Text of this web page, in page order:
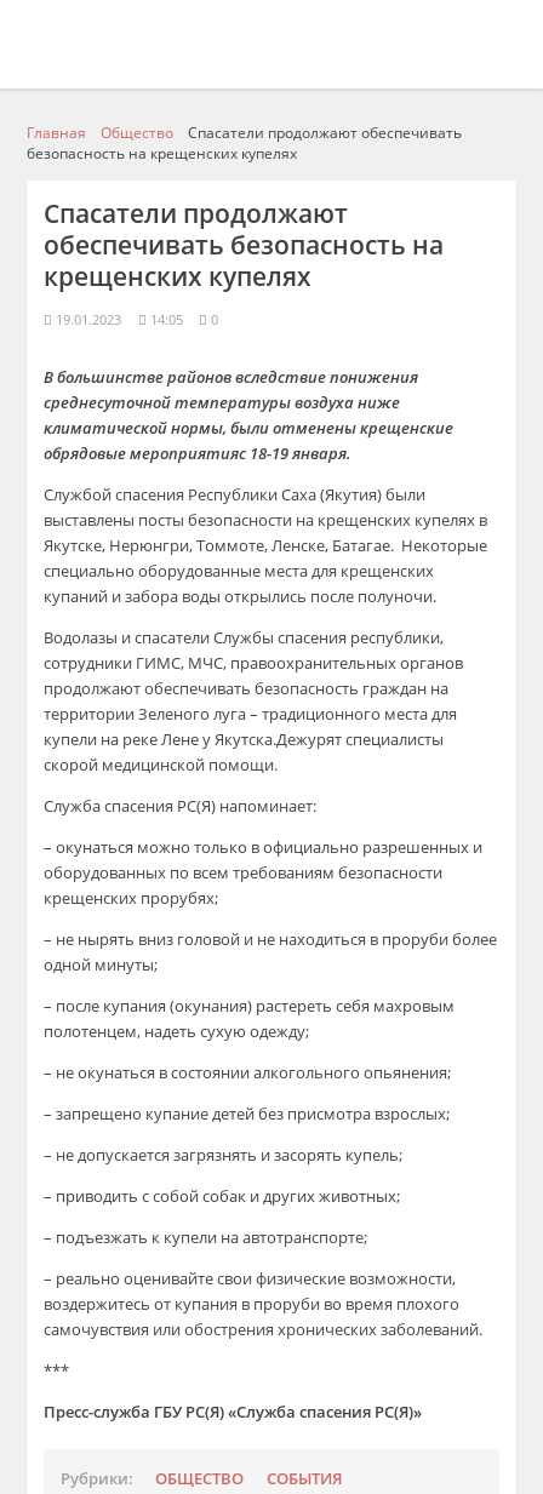
Главная Общество
Спасатели продолжают обеспечивать
безопасность на крещенских купелях
Спасатели продолжают
обеспечивать безопасность на
крещенских купелях
19.01.2023 14:05 0
В большинстве районов вследствиепонижения
среднесуточной температуры воздуха ниже
климатической нормы, были отменены крещенские
обрядовыемероприятияс 18-19 января.
Службойспасения Республики Саха (Якутия)были
выставлены посты безопасности на крещенских купелях в
Якутске, Нерюнгри, Томмоте,Ленске, Батагае. Некоторые
специально оборудованные местадля крещенских
купаний и забора водыоткрылись после полуночи.
Водолазы и спасатели Службы спасения республики,
сотрудники ГИМС, МЧС, правоохранительных органов
продолжают обеспечивать безопасность граждан на
территории Зеленого луга– традиционного места для
купели на реке ЛенеуЯкутска.Дежурятспециалисты
скорой медицинской помощи.
Служба спасения РС(Я) напоминает:
– окунаться можно только в официально разрешенных и
оборудованных по всем требованиям безопасности
крещенских прорубях;
– не нырять вниз головой и не находиться в проруби более
одной минуты;
– после купания (окунания) растереть себя махровым
полотенцем, надеть сухую одежду;
– не окунаться в состоянии алкогольного опьянения;
– запрещено купание детей без присмотра взрослых;
– не допускается загрязнять и засорять купель;
– приводить с собой собак и других животных;
– подъезжать к купели на автотранспорте;
– реально оценивайте свои физические возможности,
воздержитесь от купания в проруби во время плохого
самочувствия или обострения хронических заболеваний.
***
Пресс-служба ГБУ РС(Я) «Служба спасения РС(Я)»
Рубрики: ОБЩЕСТВО СОБЫТИЯ